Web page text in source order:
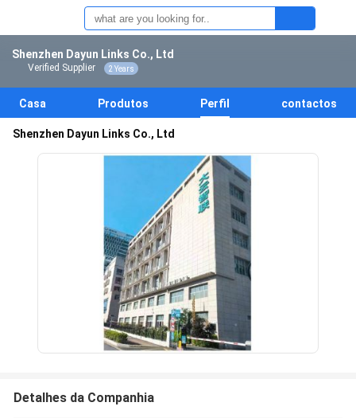
Shenzhen Dayun Links Co., Ltd
Verified Supplier 2 Years
Casa Produtos Perfil contactos
Shenzhen Dayun Links Co., Ltd
Detalhes da Companhia